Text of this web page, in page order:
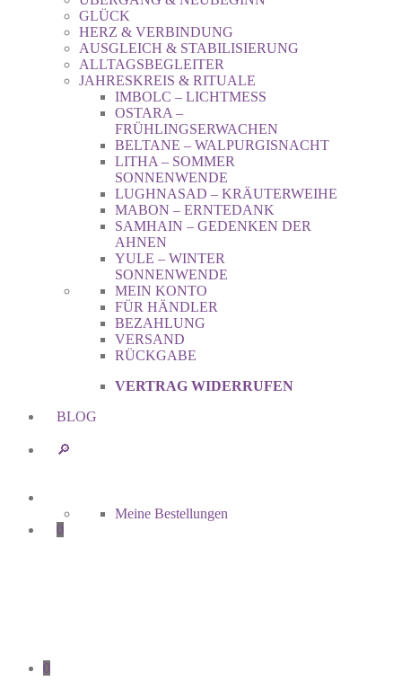
GLÜCK
HERZ & VERBINDUNG
AUSGLEICH & STABILISIERUNG
ALLTAGSBEGLEITER
JAHRESKREIS & RITUALE
IMBOLC – LICHTMESS
OSTARA –
FRÜHLINGSERWACHEN
BELTANE – WALPURGISNACHT
LITHA – SOMMER
SONNENWENDE
LUGHNASAD – KRÄUTERWEIHE
MABON – ERNTEDANK
SAMHAIN – GEDENKEN DER
AHNEN
YULE – WINTER
SONNENWENDE
MEIN KONTO
FÜR HÄNDLER
BEZAHLUNG
VERSAND
RÜCKGABE
VERTRAG WIDERRUFEN
BLOG
🔎︎
Meine Bestellungen
0
0